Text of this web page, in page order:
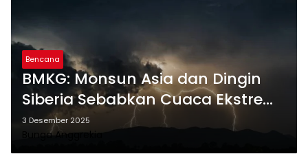
Bencana
BMKG: Monsun Asia dan Dingin
Siberia Sebabkan Cuaca Ekstrem
di Indonesia Akhir Tahun 2025
3 Desember 2025
Bunga Anggrekia